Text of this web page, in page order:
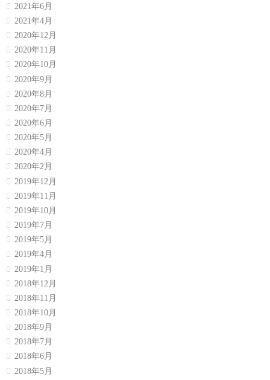
2021年6月
2021年4月
2020年12月
2020年11月
2020年10月
2020年9月
2020年8月
2020年7月
2020年6月
2020年5月
2020年4月
2020年2月
2019年12月
2019年11月
2019年10月
2019年7月
2019年5月
2019年4月
2019年1月
2018年12月
2018年11月
2018年10月
2018年9月
2018年7月
2018年6月
2018年5月